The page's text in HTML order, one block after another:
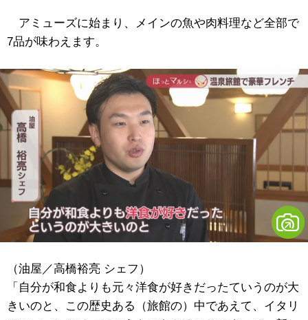
アミューズに始まり、メインの魚や肉料理など全部で
7品が味わえます。
（油屋／高橋裕亮 シェフ）
「自分が和食よりも元々洋食が好きだったていうのが大
きいのと、この歴史ある（旅館の）中であえて、イタリ